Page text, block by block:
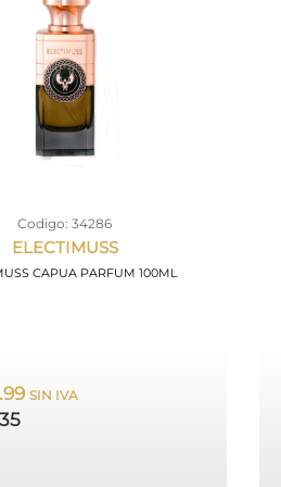
Codigo: 34286
ELECTIMUSS
CAPUA PARFUM 100ML
SIN IVA